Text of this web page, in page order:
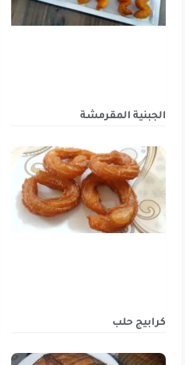
الجبنية المقرمشة
كرابيج حلب